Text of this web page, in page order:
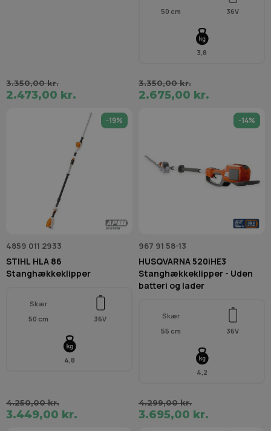
3.350,00 kr.
2.473,00 kr.
50 cm
36V
3,8
3.350,00 kr.
2.675,00 kr.
-19%
4859 011 2933
STIHL HLA 86
Stanghækkeklipper
Skær
50 cm
36V
4,8
4.250,00 kr.
3.449,00 kr.
-14%
967 91 58-13
HUSQVARNA 520iHE3
Stanghækkeklipper - Uden
batteri og lader
Skær
55 cm
36V
4,2
4.299,00 kr.
3.695,00 kr.